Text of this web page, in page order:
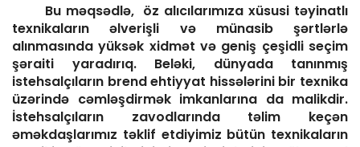
Bu məqsədlə, öz alıcılarımıza xüsusi təyinatlı
texnikaların əlverişli və münasib şərtlərlə
alınmasında yüksək xidmət və geniş çeşidli seçim
şəraiti yaradırıq. Beləki, dünyada tanınmış
istehsalçıların brend ehtiyyat hissələrini bir texnika
üzərində cəmləşdirmək imkanlarına da malikdir.
İstehsalçıların zavodlarında təlim keçən
əməkdaşlarımız təklif etdiyimiz bütün texnikaların